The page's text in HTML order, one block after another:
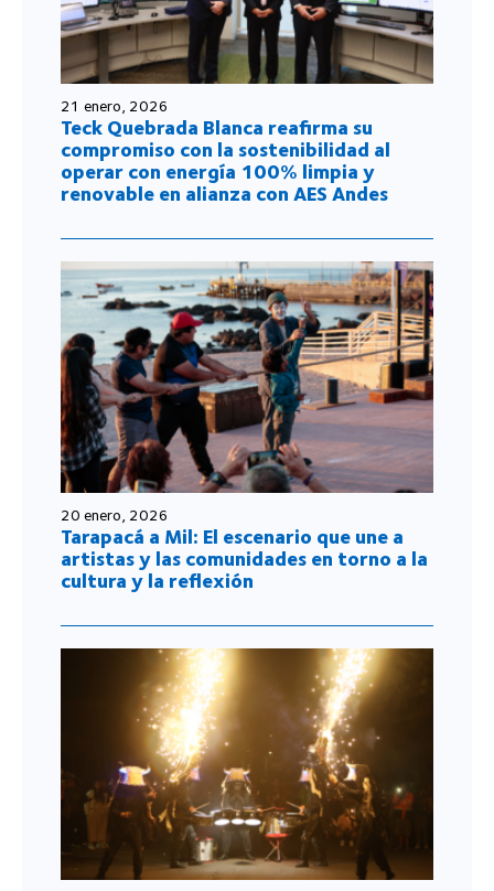
21 enero, 2026
Teck Quebrada Blanca reafirma su
compromiso con la sostenibilidad al
operar con energía 100% limpia y
renovable en alianza con AES Andes
20 enero, 2026
Tarapacá a Mil: El escenario que une a
artistas y las comunidades en torno a la
cultura y la reflexión